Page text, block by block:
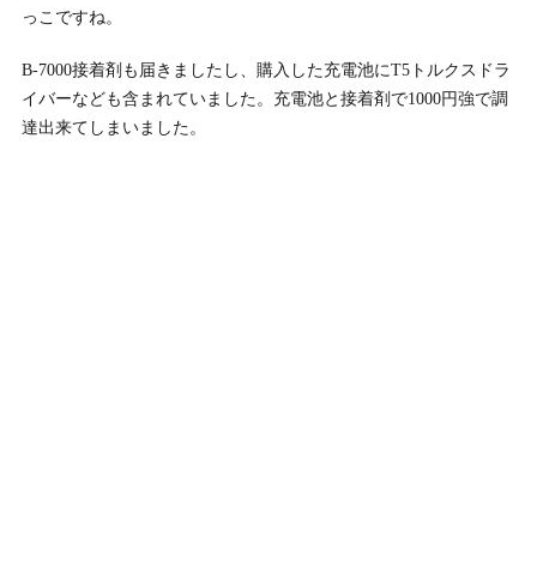
っこですね。
B-7000接着剤も届きましたし、購入した充電池にT5トルクスドラ
イバーなども含まれていました。充電池と接着剤で1000円強で調
達出来てしまいました。